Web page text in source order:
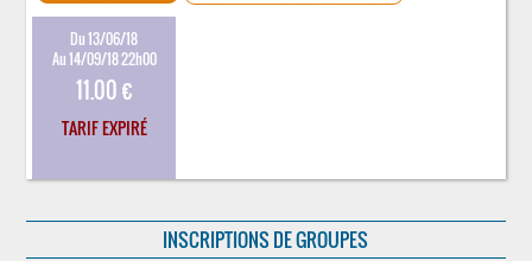
Du 13/06/18
Au 14/09/18 22h00
11.00 €
TARIF EXPIRÉ
INSCRIPTIONS DE GROUPES